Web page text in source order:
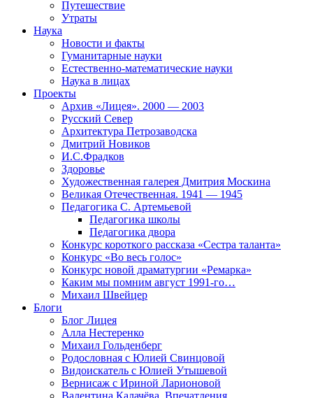
Путешествие
Утраты
Наука
Новости и факты
Гуманитарные науки
Естественно-математические науки
Наука в лицах
Проекты
Архив «Лицея». 2000 — 2003
Русский Север
Архитектура Петрозаводска
Дмитрий Новиков
И.С.Фрадков
Здоровье
Художественная галерея Дмитрия Москина
Великая Отечественная. 1941 — 1945
Педагогика С. Артемьевой
Педагогика школы
Педагогика двора
Конкурс короткого рассказа «Сестра таланта»
Конкурс «Во весь голос»
Конкурс новой драматургии «Ремарка»
Каким мы помним август 1991-го…
Михаил Швейцер
Блоги
Блог Лицея
Алла Нестеренко
Михаил Гольденберг
Родословная с Юлией Свинцовой
Видоискатель с Юлией Утышевой
Вернисаж с Ириной Ларионовой